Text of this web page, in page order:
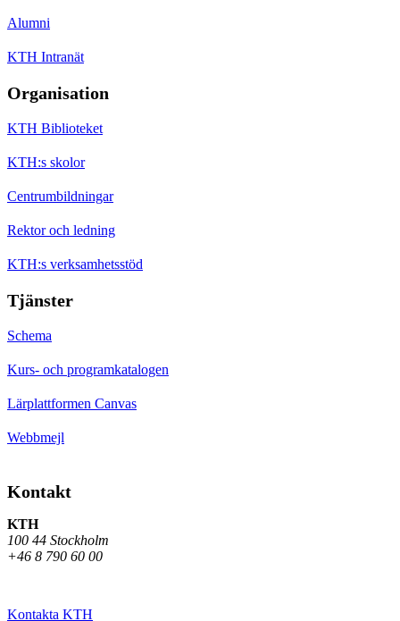
Alumni
KTH Intranät
Organisation
KTH Biblioteket
KTH:s skolor
Centrumbildningar
Rektor och ledning
KTH:s verksamhetsstöd
Tjänster
Schema
Kurs- och programkatalogen
Lärplattformen Canvas
Webbmejl
Kontakt
KTH
100 44 Stockholm
+46 8 790 60 00
Kontakta KTH